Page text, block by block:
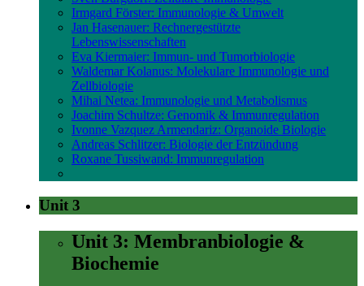
Irmgard Förster: Immunologie & Umwelt
Jan Hasenauer: Rechnergestützte
Lebenswissenschaften
Eva Kiermaier: Immun- und Tumorbiologie
Waldemar Kolanus: Molekulare Immunologie und
Zellbiologie
Mihai Netea: Immunologie und Metabolismus
Joachim Schultze: Genomik & Immunregulation
Ivonne Vazquez Armendariz: Organoide Biologie
Andreas Schlitzer: Biologie der Entzündung
Roxane Tussiwand: Immunregulation
Unit 3
Unit 3: Membranbiologie &
Biochemie